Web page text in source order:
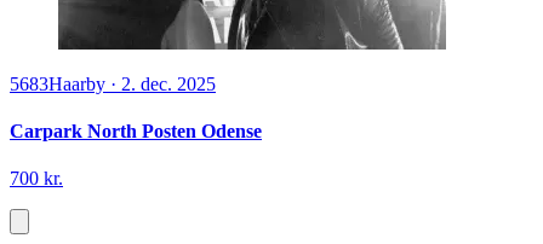
5683Haarby · 2. dec. 2025
Carpark North Posten Odense
700 kr.